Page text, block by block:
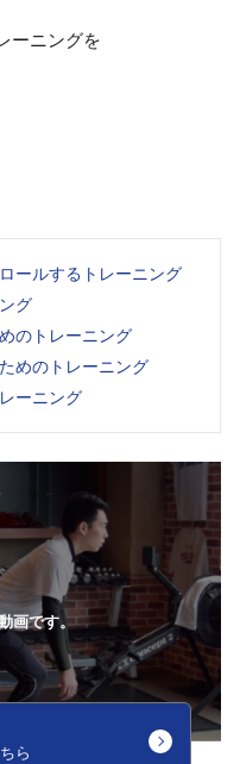
ーニングを
ールするトレーニング
グ
のトレーニング
めのトレーニング
ーニング
画です。
ら